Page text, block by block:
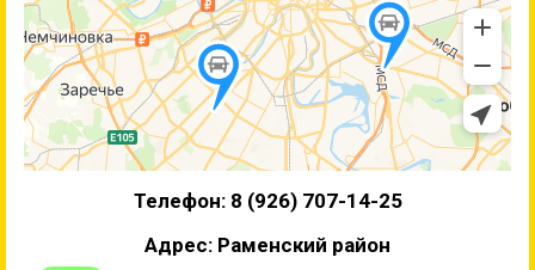
Телефон: 8 (926) 707-14-25
Адрес: Раменский район